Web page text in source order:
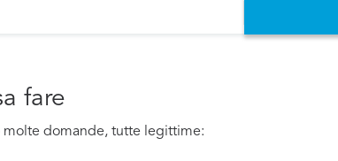
fare
molte domande, tutte legittime: